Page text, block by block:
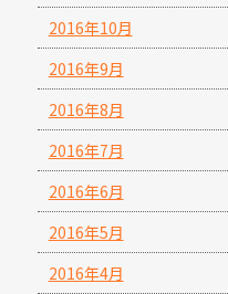
2016年10月
2016年9月
2016年8月
2016年7月
2016年6月
2016年5月
2016年4月